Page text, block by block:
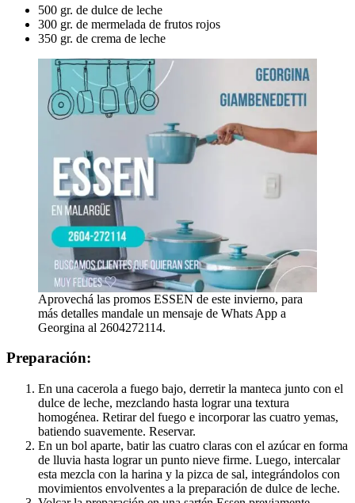
500 gr. de dulce de leche
300 gr. de mermelada de frutos rojos
350 gr. de crema de leche
Aprovechá las promos ESSEN de este invierno, para
más detalles mandale un mensaje de Whats App a
Georgina al 2604272114.
Preparación:
En una cacerola a fuego bajo, derretir la manteca junto con el
dulce de leche, mezclando hasta lograr una textura
homogénea. Retirar del fuego e incorporar las cuatro yemas,
batiendo suavemente. Reservar.
En un bol aparte, batir las cuatro claras con el azúcar en forma
de lluvia hasta lograr un punto nieve firme. Luego, intercalar
esta mezcla con la harina y la pizca de sal, integrándolos con
movimientos envolventes a la preparación de dulce de leche.